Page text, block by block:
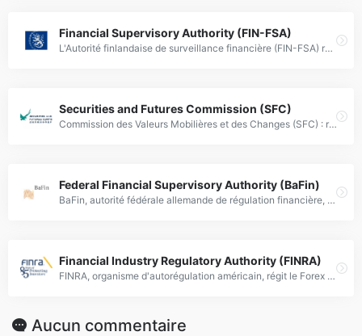
Financial Supervisory Authority (FIN-FSA)
L'Autorité finlandaise de surveillance financière (FIN-FSA) réglemente le marché Forex, garantissant transparence et protection des investisseurs.
Securities and Futures Commission (SFC)
Commission des Valeurs Mobilières et des Changes (SFC) : régulateur forex assurant transparence et protection des investisseurs via des normes strictes.
Federal Financial Supervisory Authority (BaFin)
BaFin, autorité fédérale allemande de régulation financière, supervise les brokers Forex pour garantir la transparence et la protection des investisseurs.
Financial Industry Regulatory Authority (FINRA)
FINRA, organisme d'autorégulation américain, régit le Forex retail en assurant la protection des investisseurs et la conformité réglementaire.
Aucun commentaire